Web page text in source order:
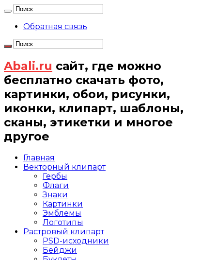
Обратная связь
Abali.ru сайт, где можно
бесплатно скачать фото,
картинки, обои, рисунки,
иконки, клипарт, шаблоны,
сканы, этикетки и многое
другое
Главная
Векторный клипарт
Гербы
Флаги
Знаки
Картинки
Эмблемы
Логотипы
Растровый клипарт
PSD-исходники
Бейджи